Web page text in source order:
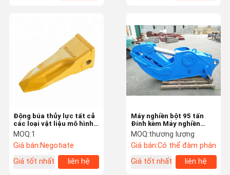
Động búa thủy lực tất cả
các loại vật liệu mô hình
42CrMo cho khai thác mỏ
và xây dựng
MOQ:1
Giá bán:Negotiate
Giá tốt nhất
liên hệ
Máy nghiền bột 95 tấn
Đính kèm Máy nghiền
thủy lực xoay 360 độ
MOQ:thương lượng
Giá bán:Có thể đàm phán
Giá tốt nhất
liên hệ